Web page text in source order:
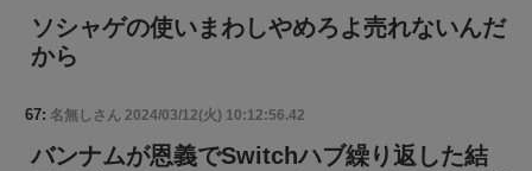
ソシャゲの使いまわしやめろよ売れないんだ
から
67: 名無しさん 2024/03/12(火) 10:12:56.42
バンナムが恩義でSwitchハブ繰り返した結